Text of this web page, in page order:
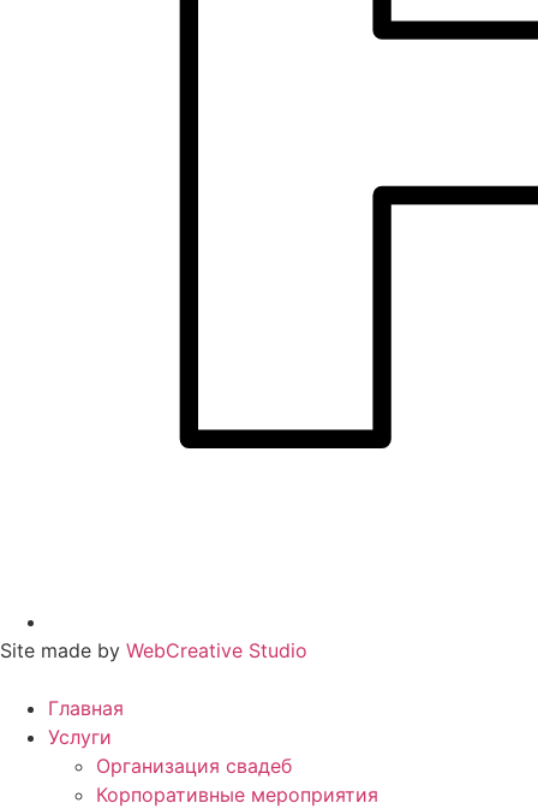
Site made by WebCreative Studio
Главная
Услуги
Организация свадеб
Корпоративные мероприятия